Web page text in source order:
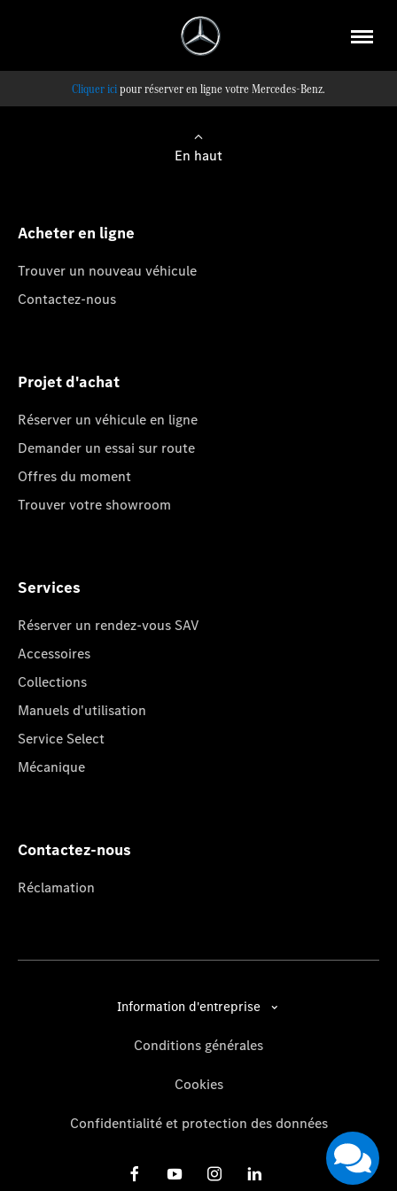
pour réserver en ligne votre Mercedes-Benz.
En haut
Acheter en ligne
Trouver un nouveau véhicule
Contactez-nous
Projet d'achat
Réserver un véhicule en ligne
Demander un essai sur route
Offres du moment
Trouver votre showroom
Services
Réserver un rendez-vous SAV
Accessoires
Collections
Manuels d'utilisation
Service Select
Mécanique
Contactez-nous
Réclamation
Information d'entreprise
Conditions générales
Cookies
Confidentialité et protection des données